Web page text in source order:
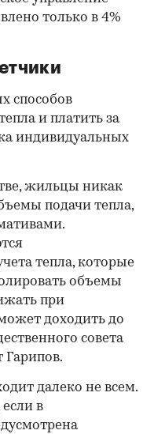
только в 4%
способов
и платить за
индивидуальных
жильцы никак
подачи тепла,
тепла, которые
объемы
при
доходить до
совета
Гарипов.
далеко не всем.
в